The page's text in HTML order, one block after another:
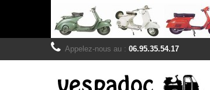
Appelez-nous au : 06.95.35.54.17